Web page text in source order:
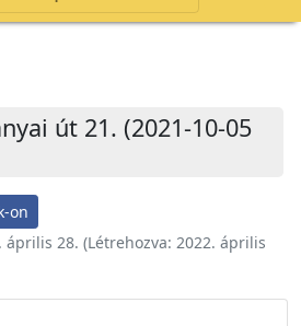
út 21. (2021-10-05
on
április 28. (Létrehozva: 2022. április